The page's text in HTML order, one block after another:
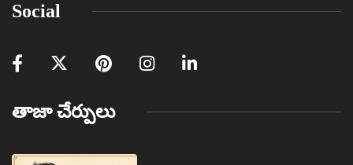
Social
తాజా చేర్పులు